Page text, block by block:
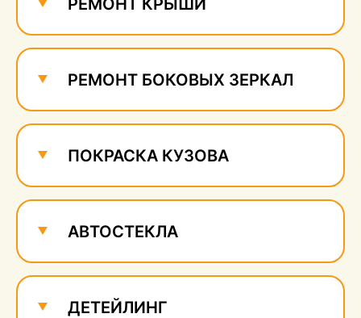
РЕМОНТ БОКОВЫХ ЗЕРКАЛ
ПОКРАСКА КУЗОВА
АВТОСТЕКЛА
ДЕТЕЙЛИНГ